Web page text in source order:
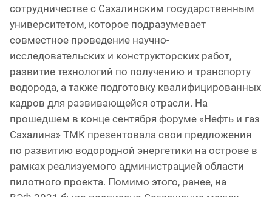
сотрудничестве с Сахалинским государственным
университетом, которое подразумевает
совместное проведение научно-
исследовательских и конструкторских работ,
развитие технологий по получению и транспорту
водорода, а также подготовку квалифицированных
кадров для развивающейся отрасли. На
прошедшем в конце сентября форуме «Нефть и газ
Сахалина» ТМК презентовала свои предложения
по развитию водородной энергетики на острове в
рамках реализуемого администрацией области
пилотного проекта. Помимо этого, ранее, на